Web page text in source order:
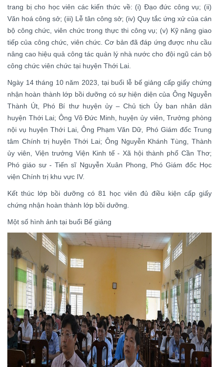
trang bị cho học viên các kiến thức về: (i) Đạo đức công vụ; (ii)
Văn hoá công sở; (iii) Lễ tân công sở; (iv) Quy tắc ứng xử của cán
bộ công chức, viên chức trong thực thi công vụ; (v) Kỹ năng giao
tiếp của công chức, viên chức. Cơ bản đã đáp ứng được nhu cầu
nâng cao hiệu quả công tác quản lý nhà nước cho đội ngũ cán bộ
công chức viên chức tại huyện Thới Lai.
Ngày 14 tháng 10 năm 2023, tại buổi lễ bế giảng cấp giấy chứng
nhận hoàn thành lớp bồi dưỡng có sự hiện diện của Ông Nguyễn
Thành Út, Phó Bí thư huyện ủy – Chủ tịch Ủy ban nhân dân
huyện Thới Lai; Ông Võ Đức Minh, huyện ủy viên, Trưởng phòng
nội vụ huyện Thới Lai, Ông Phạm Văn Dữ, Phó Giám đốc Trung
tâm Chính trị huyện Thới Lai; Ông Nguyễn Khánh Tùng, Thành
ủy viên, Viện trưởng Viện Kinh tế - Xã hội thành phố Cần Thơ;
Phó giáo sư - Tiến sĩ Nguyễn Xuân Phong, Phó Giám đốc Học
viện Chính trị khu vực IV.
Kết thúc lớp bồi dưỡng có 81 học viên đủ điều kiện cấp giấy
chứng nhận hoàn thành lớp bồi dưỡng.
Một số hình ảnh tại buổi Bế giảng